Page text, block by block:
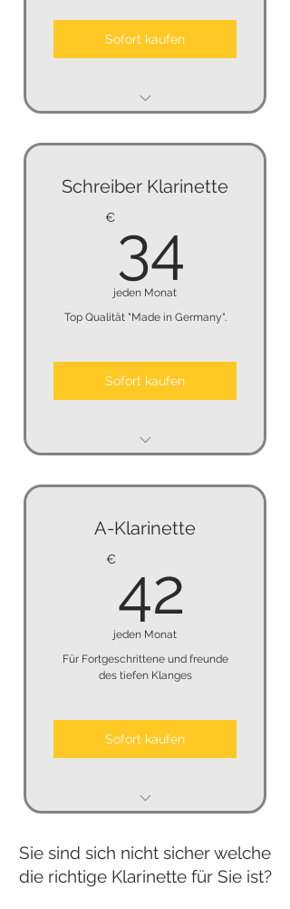
Sofort kaufen
Schreiber Klarinette
€ 34
jeden Monat
Top Qualität "Made in Germany".
Sofort kaufen
A-Klarinette
€ 42
jeden Monat
Für Fortgeschrittene und freunde
des tiefen Klanges
Sofort kaufen
keine Kündigungsfrist
Sie sind sich nicht sicher welche
die richtige Klarinette für Sie ist?